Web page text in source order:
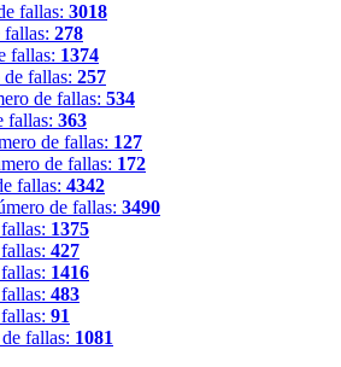
fallas: 3018
278
fallas: 1374
fallas: 257
de fallas: 534
fallas: 363
de fallas: 127
de fallas: 172
fallas: 4342
de fallas: 3490
1375
427
1416
483
91
fallas: 1081